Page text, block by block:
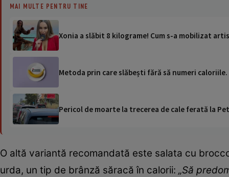
MAI MULTE PENTRU TINE
Xonia a slăbit 8 kilograme! Cum s-a mobilizat
Metoda prin care slăbești fără să numeri
Pericol de moarte la trecerea de cale ferată la
O altă variantă recomandată este salata cu
urda, un tip de brânză săracă în calorii: „Să